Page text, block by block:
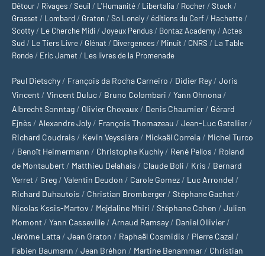
Détour / Rivages /Seuil / L'Humanité / Libertalia / Rocher /Stock /
Grasset / Lombard / Graton /So Lonely /éditions du Cerf / Hachette /
Scotty / Le Cherche Midi /Joyeux Pendus / Bontaz Academy / Actes
Sud / Le Tiers Livre / Glénat / Divergences / Minuit / CNRS / La Table
Ronde / Eric Jamet / Les livres de la Promenade
Paul Dietschy / François da Rocha Carneiro / Didier Rey / Joris
Vincent / Vincent Duluc / Bruno Colombari / Yann Ohnona /
Albrecht Sonntag / Olivier Chovaux / Denis Chaumier / Gérard
Ejnès / Alexandre Joly / François Thomazeau / Jean-Luc Gatellier /
Richard Coudrais / Kevin Veyssière / Mickaël Correia / Michel Turco
/ Benoît Heimermann / Christophe Kuchly / René Pellos / Roland
de Montaubert / Matthieu Delahais / Claude Boli / Kris / Bernard
Verret / Greg / Valentin Deudon / Carole Gomez / Luc Arrondel /
Richard Duhautois / Christian Bromberger / Stéphane Gachet /
Nicolas Kssis-Martov / Mejdaline Mhiri / Stéphane Cohen / Julien
Momont / Yann Casseville / Arnaud Ramsay / Daniel Ollivier /
Jérôme Latta / Jean Graton / Raphaël Cosmidis / Pierre Cazal /
Fabien Baumann / Jean Bréhon / Martine Benammar / Christian